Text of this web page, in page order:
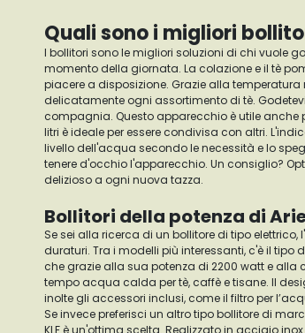
Quali sono i migliori
I bollitori sono le migliori soluzioni di chi vuole
momento della giornata. La colazione e il tè
piacere a disposizione. Grazie alla
delicatamente ogni assortimento di tè.
compagnia. Questo apparecchio è utile
litri è ideale per essere condivisa con altri.
livello dell'acqua secondo le necessità e lo
tenere d'occhio l'apparecchio. Un consiglio?
delizioso a ogni nuova tazza.
Bollitori della potenza di
Se sei alla ricerca di un bollitore di tipo
duraturi. Tra i modelli più interessanti, c'è il
che grazie alla sua potenza di 2200 watt e alla capacità di 7 litri, permette di preparare in poco
tempo acqua calda per tè, caffè e tisane. Il
inolte gli accessori inclusi, come il filtro per
Se invece preferisci un altro tipo bollitore di
KLF è un'ottima scelta. Realizzato in acciaio